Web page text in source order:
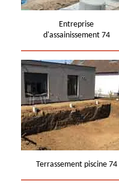
Entreprise
d'assainissement 74
Terrassement piscine 74